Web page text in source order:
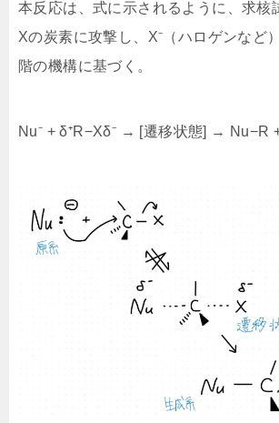
本反応は、式に示されるように、求核
Xの炭素に攻撃し、X⁻（ハロゲンなど
階の機構に基づく。
Nu⁻ + δ⁺R−Xδ⁻ → [遷移状態] → Nu−R +